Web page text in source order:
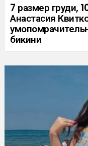
7 размер груди,
Анастасия
бикини